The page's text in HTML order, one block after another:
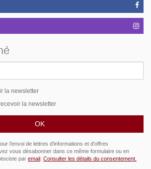
la newsletter
la newsletter
l'envoi de lettres d'informations et d'offres
vous désabonner dans ce même formulaire ou en
par email Consulter les détails du consentement.